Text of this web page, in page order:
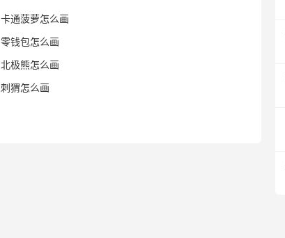
卡通菠萝怎么画
零钱包怎么画
北极熊怎么画
刺猬怎么画